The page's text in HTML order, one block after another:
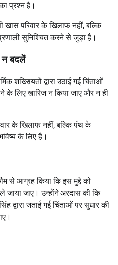
प्रश्न है।
खास परिवार के खिलाफ नहीं, बल्कि
सुनिश्चित करने से जुड़ा है।
न बदलें
शख्सियतों द्वारा उठाई गई चिंताओं
के लिए खारिज न किया जाए और न ही
के खिलाफ नहीं, बल्कि पंथ के
के लिए है।
से आग्रह किया कि इस मुद्दे को
जाया जाए। उन्होंने अरदास की कि
द्वारा जताई गई चिंताओं पर सुधार की